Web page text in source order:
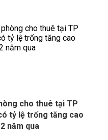
cho thuê tại TP
tỷ lệ trống tăng cao
năm qua